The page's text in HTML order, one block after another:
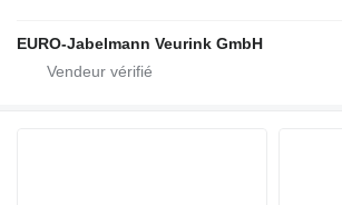
EURO-Jabelmann Veurink GmbH